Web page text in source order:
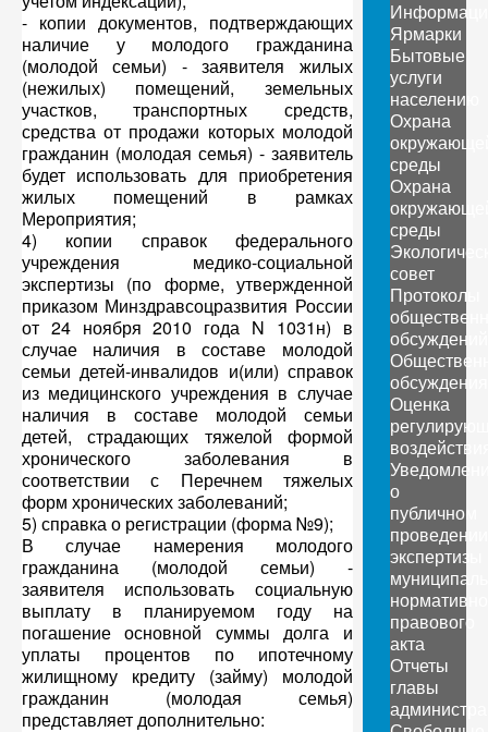
- копии документов, подтверждающих
наличие у молодого гражданина
(молодой семьи) - заявителя жилых
(нежилых) помещений, земельных
участков, транспортных средств,
средства от продажи которых молодой
гражданин (молодая семья) - заявитель
будет использовать для приобретения
жилых помещений в рамках
Мероприятия;
4) копии справок федерального
учреждения медико-социальной
экспертизы (по форме, утвержденной
приказом Минздравсоцразвития России
от 24 ноября 2010 года N 1031н) в
случае наличия в составе молодой
семьи детей-инвалидов и(или) справок
из медицинского учреждения в случае
наличия в составе молодой семьи
детей, страдающих тяжелой формой
хронического заболевания в
соответствии с Перечнем тяжелых
форм хронических заболеваний;
5) справка о регистрации (форма №9);
В случае намерения молодого
гражданина (молодой семьи) -
заявителя использовать социальную
выплату в планируемом году на
погашение основной суммы долга и
уплаты процентов по ипотечному
жилищному кредиту (займу) молодой
гражданин (молодая семья)
представляет дополнительно:
Ярмарки
Бытовые
услуги
населению
Охрана
среды
Охрана
среды
совет
Протоколы
обсуждений
обсуждения
Оценка
о
публичном
проведении
экспертизы
правового
акта
Отчеты
главы